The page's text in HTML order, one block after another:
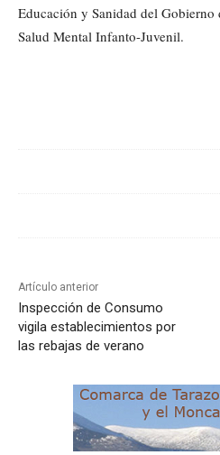
Educación y Sanidad del
Salud Mental Infanto-Juvenil.
Artículo anterior
Inspección de Consumo
vigila establecimientos por
las rebajas de verano